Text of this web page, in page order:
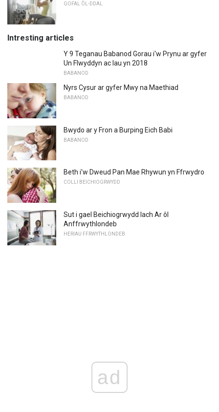
GOFAL ÔL-DDAL
Intresting articles
Y 9 Teganau Babanod Gorau i'w Prynu ar gyfer
Un Flwyddyn ac Iau yn 2018
BABANOD
Nyrs Cysur ar gyfer Mwy na Maethiad
BABANOD
Bwydo ar y Fron a Burping Eich Babi
BABANOD
Beth i'w Dweud Pan Mae Rhywun yn Ffrwydro
COLLI BEICHIOGRWYDD
Sut i gael Beichiogrwydd Iach Ar ôl
Anffrwythlondeb
HERIAU FFRWYTHLONDEB
ad